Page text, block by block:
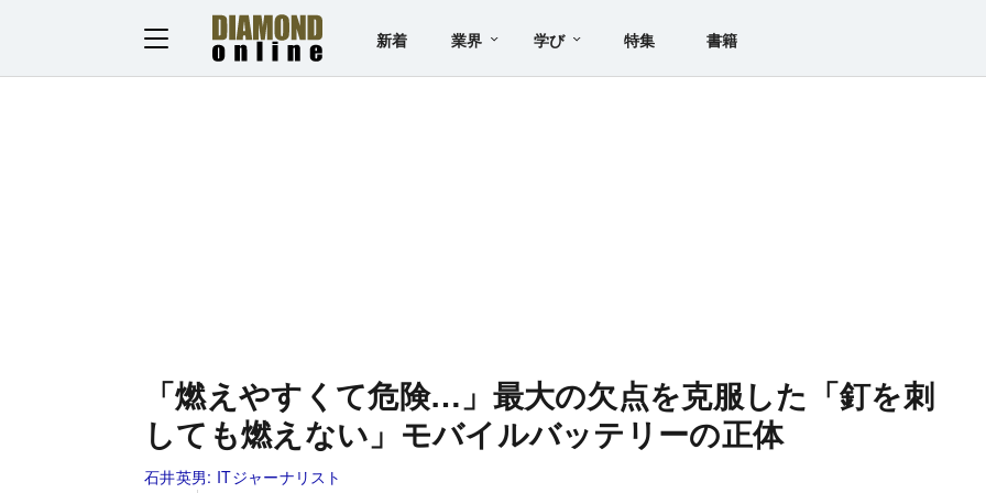
新着 業界 学び 特集 書籍
「燃えやすくて危険…」最大の欠点を克服した「釘を刺
しても燃えない」モバイルバッテリーの正体
石井英男: ITジャーナリスト